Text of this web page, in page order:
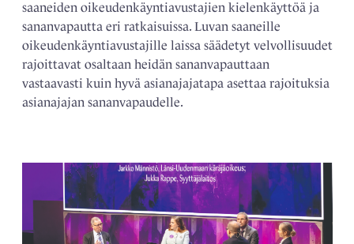
saaneiden oikeudenkäyntiavustajien kielenkäyttöä ja
sananvapautta eri ratkaisuissa. Luvan saaneille
oikeudenkäyntiavustajille laissa säädetyt velvollisuudet
rajoittavat osaltaan heidän sananvapauttaan
vastaavasti kuin hyvä asianajajatapa asettaa rajoituksia
asianajajan sananvapaudelle.